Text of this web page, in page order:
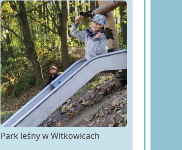
Park leśny w Witkowicach